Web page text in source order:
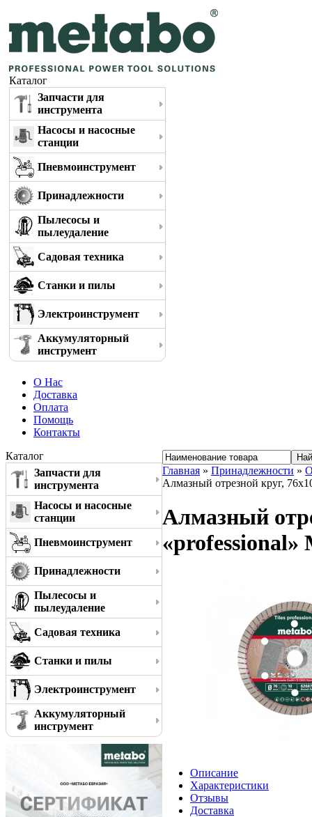
Каталог
Запчасти для
инструмента
Насосы и насосные
станции
Пневмоинструмент
Принадлежности
Пылесосы и
пылеудаление
Садовая техника
Станки и пилы
Электроинструмент
Аккумуляторный
инструмент
О Нас
Доставка
Оплата
Помощь
Контакты
Каталог
Запчасти для
инструмента
Насосы и насосные
станции
Пневмоинструмент
Принадлежности
Пылесосы и
пылеудаление
Садовая техника
Станки и пилы
Электроинструмент
Аккумуляторный
инструмент
Главная » Принадлежности »
Алмазный отрезной круг,
Алмазный
«professional»
Описание
Характеристики
Отзывы
Доставка